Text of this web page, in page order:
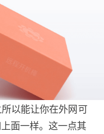
以能让你在外网可
面一样。这一点其